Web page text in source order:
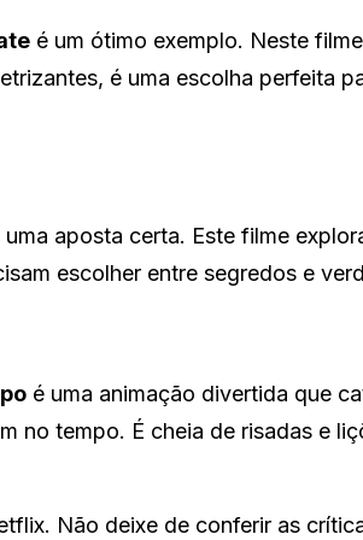
é um ótimo exemplo. Neste
é uma escolha perfeita
uma aposta certa. Este filme
escolher entre segredos e
é uma animação divertida que
no tempo. É cheia de risadas e
Não deixe de conferir as